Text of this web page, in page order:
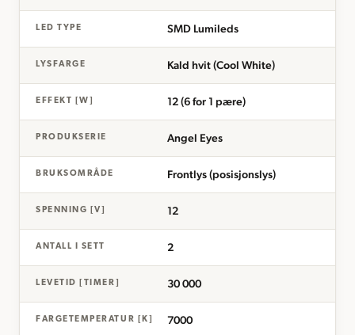
LED TYPE SMD Lumileds
LYSFARGE Kald hvit (Cool White)
EFFEKT [W] 12 (6 for 1 pære)
PRODUKSERIE Angel Eyes
BRUKSOMRÅDE Frontlys (posisjonslys)
SPENNING [V] 12
ANTALL I SETT 2
LEVETID [TIMER] 30 000
FARGETEMPERATUR [K] 7000